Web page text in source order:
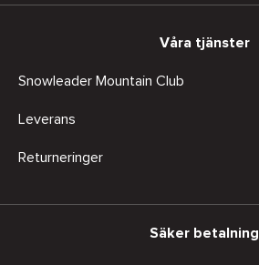
Våra tjänster
Snowleader Mountain Club
Leverans
Returneringer
Säker betalning